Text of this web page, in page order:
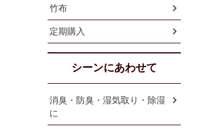
竹布
定期購入
シーンにあわせて
消臭・防臭・湿気取り・除湿
に